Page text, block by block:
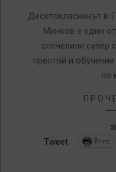
22
Десетокласникът в
Минков е един
спечелили супер
престой и
по
Tweet Print